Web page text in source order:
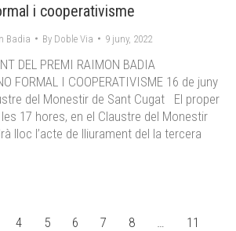
i cooperativisme
Badia By Doble Via 9 juny, 2022
DEL PREMI RAIMON BADIA
FORMAL I COOPERATIVISME 16 de juny
del Monestir de Sant Cugat El proper
17 hores, en el Claustre del Monestir
lloc l’acte de lliurament del la tercera
4 5 6 7 8
11